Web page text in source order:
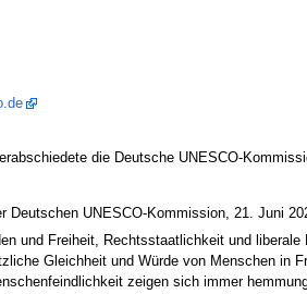
die Deutsche UNESCO-
Deutschen UNESCO-Kommission, 21. Juni
und Freiheit, Rechtsstaatlichkeit und
Gleichheit und Würde von Menschen in
zeigen sich immer